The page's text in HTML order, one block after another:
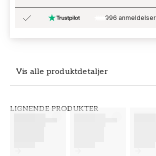
Vis alle produktdetaljer
LIGNENDE PRODUKTER
996 anmeldelser